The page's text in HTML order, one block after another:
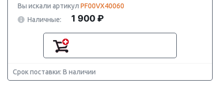
Вы искали артикул PF00VX40060
Наличные:
1 900 ₽
Срок поставки: В наличии